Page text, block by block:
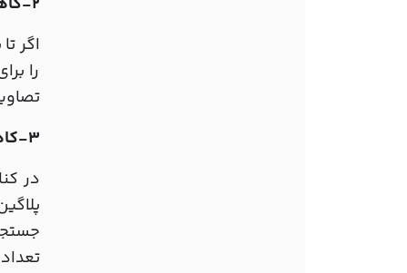
اگر
را
3-کاهش تعداد پلاگین ها و جاوا اسکریپت ها
در